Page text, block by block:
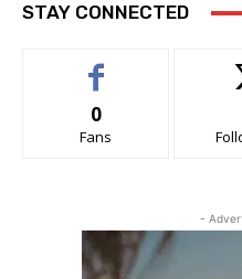
STAY CONNECTED
0
Fans
-